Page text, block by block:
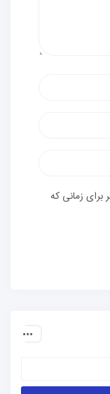
برای زمانی که